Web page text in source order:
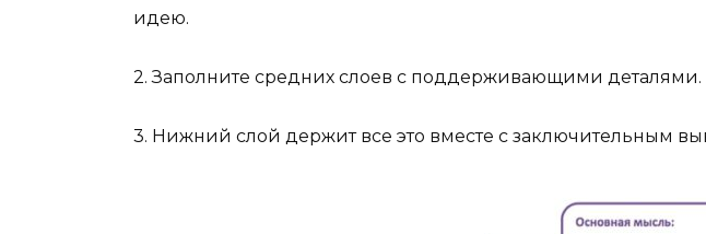
идею.
2. Заполните средних слоев с поддерживающими деталями.
3. Нижний слой держит все это вместе с заключительным